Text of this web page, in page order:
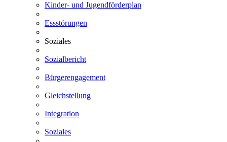
Kinder- und Jugendförderplan
Essstörungen
Soziales
Sozialbericht
Bürgerengagement
Gleichstellung
Integration
Soziales